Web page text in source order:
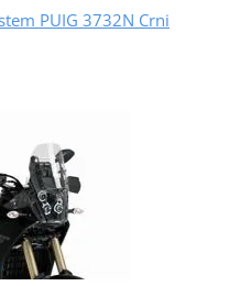
PUIG 3732N Crni